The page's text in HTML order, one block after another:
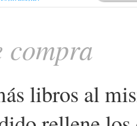
libros al